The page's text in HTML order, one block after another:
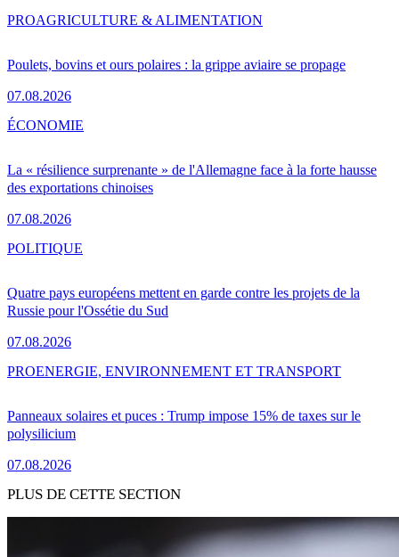
Poulets, bovins et ours polaires : la grippe aviaire se propage
07.08.2026
PROAGRICULTURE & ALIMENTATION
La « résilience surprenante » de l'Allemagne face à la forte hausse
des exportations chinoises
07.08.2026
ÉCONOMIE
Quatre pays européens mettent en garde contre les projets de la
Russie pour l'Ossétie du Sud
07.08.2026
POLITIQUE
Panneaux solaires et puces : Trump impose 15% de taxes sur le
polysilicium
07.08.2026
PROENERGIE, ENVIRONNEMENT ET TRANSPORT
PLUS DE CETTE SECTION